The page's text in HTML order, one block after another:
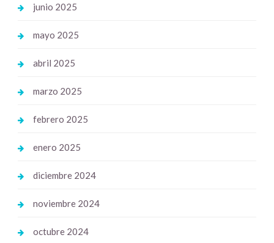
junio 2025
mayo 2025
abril 2025
marzo 2025
febrero 2025
enero 2025
diciembre 2024
noviembre 2024
octubre 2024